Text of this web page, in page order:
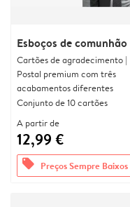
Esboços de comunhão
Cartões de agradecimento |
Postal premium com três
acabamentos diferentes
Conjunto de 10 cartões
A partir de
12,99 €
offers Preços Sempre Baixos